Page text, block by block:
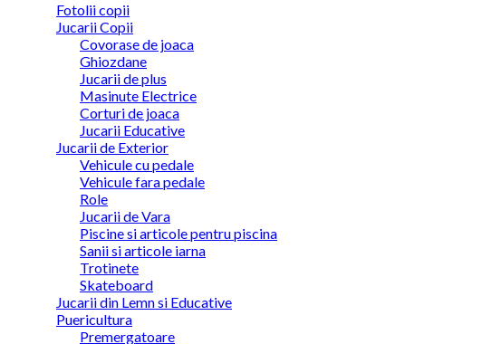
Fotolii copii
Jucarii Copii
Covorase de joaca
Ghiozdane
Jucarii de plus
Masinute Electrice
Corturi de joaca
Jucarii Educative
Jucarii de Exterior
Vehicule cu pedale
Vehicule fara pedale
Role
Jucarii de Vara
Piscine si articole pentru piscina
Sanii si articole iarna
Trotinete
Skateboard
Jucarii din Lemn si Educative
Puericultura
Premergatoare